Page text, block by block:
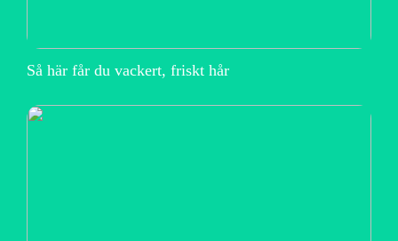
Så här får du vackert, friskt hår